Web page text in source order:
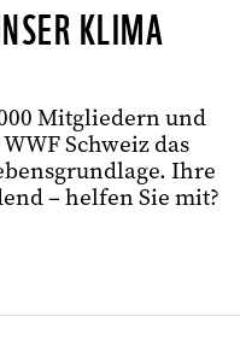
KLIMA
Mitgliedern und
Schweiz das
Ihre
– helfen Sie mit?